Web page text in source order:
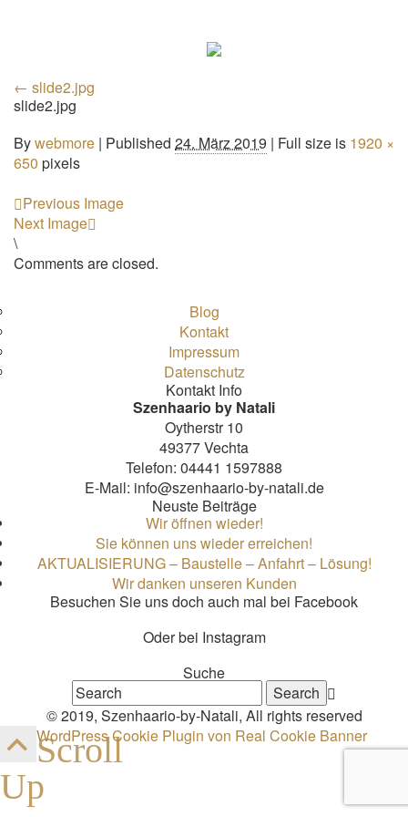
← slide2.jpg
slide2.jpg
Bywebmore | Published 24. März 2019 | Full size is 1920 ×
650 pixels
Previous Image
Next Image
\
Comments are closed.
Blog
Kontakt
Impressum
Datenschutz
Kontakt Info
Szenhaario by Natali
Oytherstr 10
49377 Vechta
Telefon: 04441 1597888
E-Mail: info@szenhaario-by-natali.de
Neuste Beiträge
Wir öffnen wieder!
Sie können uns wieder erreichen!
AKTUALISIERUNG – Baustelle – Anfahrt – Lösung!
Wir danken unseren Kunden
Besuchen Sie uns doch auch mal bei Facebook
Oder bei Instagram
Suche
© 2019, Szenhaario-by-Natali, All rights reserved
Scroll
Up
WordPress Cookie Plugin von Real Cookie Banner